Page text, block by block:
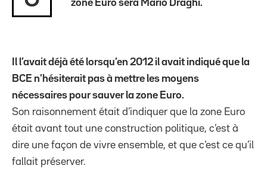
zone Euro sera Mario Draghi.
Il l’avait déjà été lorsqu’en 2012 il avait indiqué que la
BCE n’hésiterait pas à mettre les moyens
nécessaires pour sauver la zone Euro.
Son raisonnement était d’indiquer que la zone Euro
était avant tout une construction politique, c’est à
dire une façon de vivre ensemble, et que c’est ce qu’il
fallait préserver.